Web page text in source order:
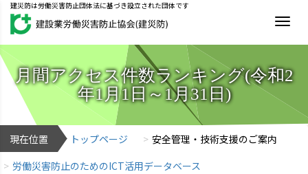
建災防は労働災害防止団体法に基づき設立された団体です
月間アクセス件数ランキング(令和2
年1月1日～1月31日)
現在位置 トップページ
安全管理・技術支援のご案内
労働災害防止のためのICT活用データベース